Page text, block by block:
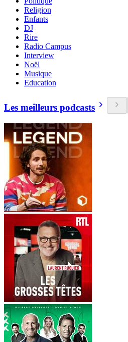
Religion
Enfants
DJ
Rire
Radio Campus
Interview
Noël
Musique
Education
Les meilleurs podcasts